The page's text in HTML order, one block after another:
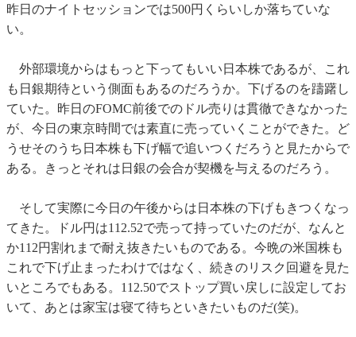
昨日のナイトセッションでは500円くらいしか落ちていな
い。
外部環境からはもっと下ってもいい日本株であるが、これ
も日銀期待という側面もあるのだろうか。下げるのを躊躇し
ていた。昨日のFOMC前後でのドル売りは貫徹できなかった
が、今日の東京時間では素直に売っていくことができた。ど
うせそのうち日本株も下げ幅で追いつくだろうと見たからで
ある。きっとそれは日銀の会合が契機を与えるのだろう。
そして実際に今日の午後からは日本株の下げもきつくなっ
てきた。ドル円は112.52で売って持っていたのだが、なんと
か112円割れまで耐え抜きたいものである。今晩の米国株も
これで下げ止まったわけではなく、続きのリスク回避を見た
いところでもある。112.50でストップ買い戻しに設定してお
いて、あとは家宝は寝て待ちといきたいものだ(笑)。